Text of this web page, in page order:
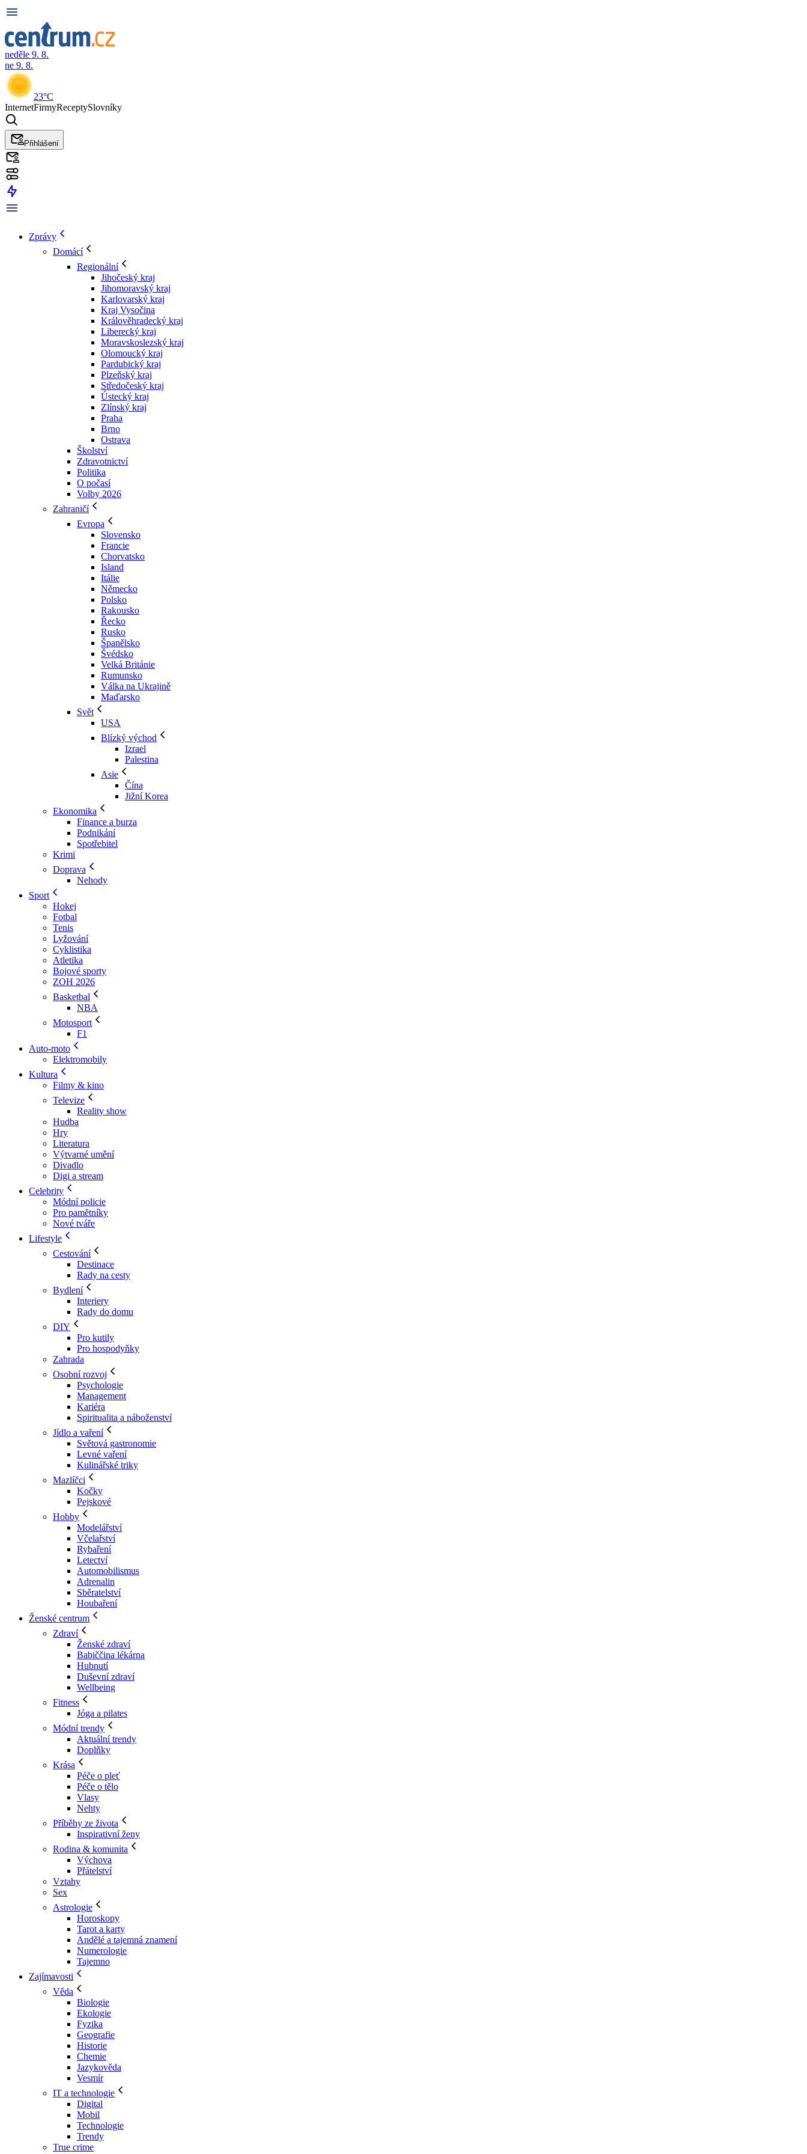
neděle 9. 8.
ne 9. 8.
23°C
InternetFirmyReceptySlovníky
Přihlášení
Zprávy
Domácí
Regionální
Jihočeský kraj
Jihomoravský kraj
Karlovarský kraj
Kraj Vysočina
Králověhradecký kraj
Liberecký kraj
Moravskoslezský kraj
Olomoucký kraj
Pardubický kraj
Plzeňský kraj
Středočeský kraj
Ústecký kraj
Zlínský kraj
Praha
Brno
Ostrava
Školství
Zdravotnictví
Politika
O počasí
Volby 2026
Zahraničí
Evropa
Slovensko
Francie
Chorvatsko
Island
Itálie
Německo
Polsko
Rakousko
Řecko
Rusko
Španělsko
Švédsko
Velká Británie
Rumunsko
Válka na Ukrajině
Maďarsko
Svět
USA
Blízký východ
Izrael
Palestina
Asie
Čína
Jižní Korea
Ekonomika
Finance a burza
Podnikání
Spotřebitel
Krimi
Doprava
Nehody
Sport
Hokej
Fotbal
Tenis
Lyžování
Cyklistika
Atletika
Bojové sporty
ZOH 2026
Basketbal
NBA
Motosport
F1
Auto-moto
Elektromobily
Kultura
Filmy & kino
Televize
Reality show
Hudba
Hry
Literatura
Výtvarné umění
Divadlo
Digi a stream
Celebrity
Módní policie
Pro pamětníky
Nové tváře
Lifestyle
Cestování
Destinace
Rady na cesty
Bydlení
Interiery
Rady do domu
DIY
Pro kutily
Pro hospodyňky
Zahrada
Osobní rozvoj
Psychologie
Management
Kariéra
Spiritualita a náboženství
Jídlo a vaření
Světová gastronomie
Levné vaření
Kulinářské triky
Mazlíčci
Kočky
Pejskové
Hobby
Modelářství
Včelařství
Rybaření
Letectví
Automobilismus
Adrenalin
Sběratelství
Houbaření
Ženské centrum
Zdraví
Ženské zdraví
Babiččina lékárna
Hubnutí
Duševní zdraví
Wellbeing
Fitness
Jóga a pilates
Módní trendy
Aktuální trendy
Doplňky
Krása
Péče o pleť
Péče o tělo
Vlasy
Nehty
Příběhy ze života
Inspirativní ženy
Rodina & komunita
Výchova
Přátelství
Vztahy
Sex
Astrologie
Horoskopy
Tarot a karty
Andělé a tajemná znamení
Numerologie
Tajemno
Zajímavosti
Věda
Biologie
Ekologie
Fyzika
Geografie
Historie
Chemie
Jazykověda
Vesmír
IT a technologie
Digital
Mobil
Technologie
Trendy
True crime